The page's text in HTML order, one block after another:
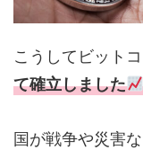
こうしてビット
て確立しました
国が戦争や災害